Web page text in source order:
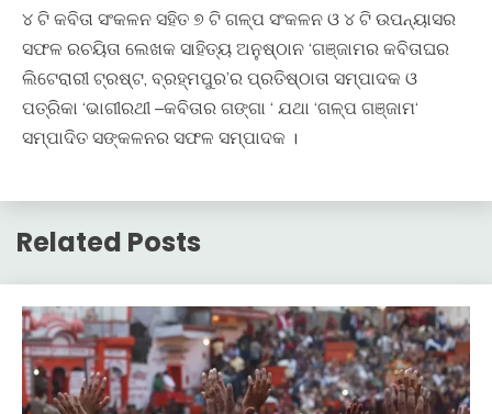
୪ ଟି କବିତା ସଂକଳନ ସହିତ ୭ ଟି ଗଳ୍ପ ସଂକଳନ ଓ ୪ ଟି ଉପନ୍ୟାସର
ସଫଳ ରଚୟିତା ଲେଖକ ସାହିତ୍ୟ ଅନୁଷ୍ଠାନ ‘ଗଞ୍ଜାମର କବିତାଘର
ଲିଟେରାରୀ ଟ୍ରଷ୍ଟ, ବ୍ରହ୍ମପୁର’ର ପ୍ରତିଷ୍ଠାତା ସମ୍ପାଦକ ଓ
ପତ୍ରିକା ‘ଭାଗୀରଥୀ –କବିତାର ଗଙ୍ଗା ‘ ଯଥା ‘ଗଳ୍ପ ଗଞ୍ଜାମ‘
ସମ୍ପାଦିତ ସଙ୍କଳନର ସଫଳ ସମ୍ପାଦକ ।
Related Posts